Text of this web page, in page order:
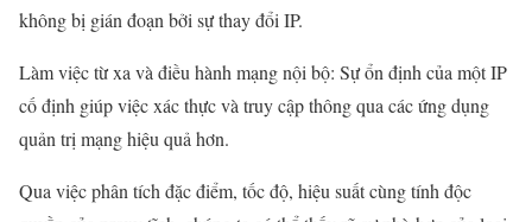
không bị gián đoạn bởi sự thay đổi IP.
Làm việc từ xa và điều hành mạng nội bộ: Sự ổn định của một IP
cố định giúp việc xác thực và truy cập thông qua các ứng dụng
quản trị mạng hiệu quả hơn.
Qua việc phân tích đặc điểm, tốc độ, hiệu suất cùng tính độc